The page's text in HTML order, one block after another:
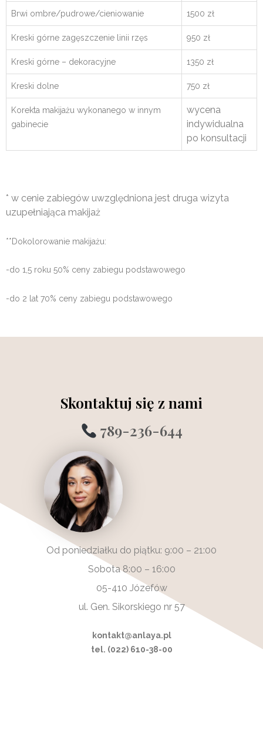
Brwi ombre/pudrowe/cieniowanie 1500 zł
Kreski górne zagęszczenie linii rzęs 950 zł
Kreski górne – dekoracyjne 1350 zł
Kreski dolne 750 zł
Korekta makijażu wykonanego w innym
gabinecie
wycena
indywidualna
po konsultacji
* w cenie zabiegów uwzględniona jest druga wizyta
uzupełniająca makijaż
**Dokolorowanie makijażu:
-do 1,5 roku 50% ceny zabiegu podstawowego
-do 2 lat 70% ceny zabiegu podstawowego
Skontaktuj się z nami
789-236-644
Od poniedziałku do piątku: 9:00 – 21:00
Sobota 8:00 – 16:00
05-410 Józefów
ul. Gen. Sikorskiego nr 57
kontakt@anlaya.pl
tel. (022) 610-38-00